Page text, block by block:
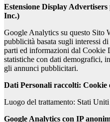
Estensione Display
Inc.)
Google Analytics su questo Sito
pubblicità basata sugli interessi
parti ed informazioni dal Cookie
statistiche con dati demografici,
gli annunci pubblicitari.
Dati Personali raccolti: Cookie
Luogo del trattamento: Stati
Google Analytics con IP